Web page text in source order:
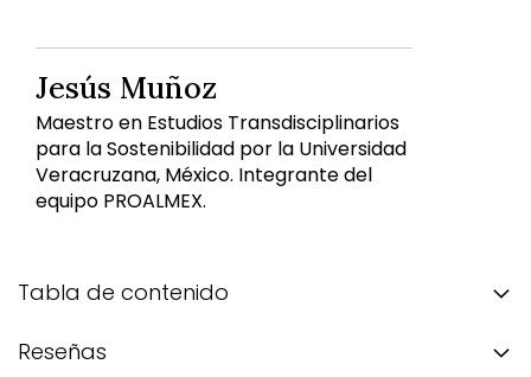
Jesús Muñoz
Maestro en Estudios Transdisciplinarios
para la Sostenibilidad por la Universidad
Veracruzana, México. Integrante del
equipo PROALMEX.
Tabla de contenido
Reseñas